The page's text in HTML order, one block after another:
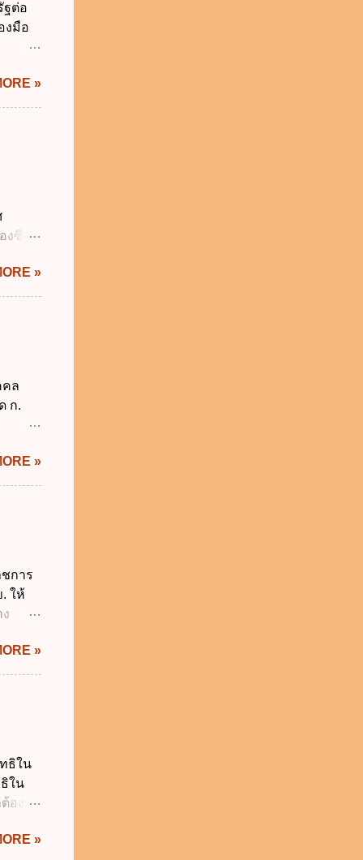
ข.
ฐต่อ
งมือ
ผ่าน
ล
ป็นไป
ใน
ล่าว
ร
รงาน
ฐบาล
»
งซึ่งมี
สำคัญ
เว้น
า
อยู่
ยน
»
ล
ก.
รัฐทุก
ทุกข้อ
คับ
วกับ
ง.
วง
»
การ
ให้
เงิน
พ.ศ.
.
ติ
ารรับ
เพื่อ
ท ง.
...
»
ธิใน
ใน
อง
ลส่วน»